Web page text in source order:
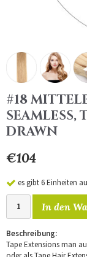
#18
SEAMLESS,
DRAWN
€104
es gibt 6 Einheiten
In den
Beschreibung:
Tape Extensions man